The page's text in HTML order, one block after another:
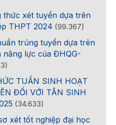
thức xét tuyển dựa trên
THPT 2024 (99.367)
trúng tuyển dựa trên
năng lực của ĐHQG-
TUẦN SINH HOẠT
ĐỐI VỚI TÂN SINH
(34.633)
xét tốt nghiệp đại học